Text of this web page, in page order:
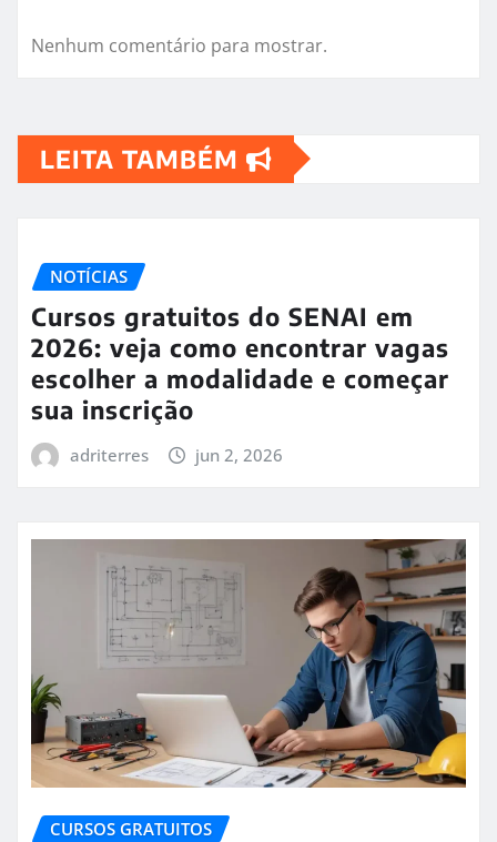
Nenhum comentário para mostrar.
LEITA TAMBÉM
NOTÍCIAS
Cursos gratuitos do SENAI em
2026: veja como encontrar vagas
escolher a modalidade e começar
sua inscrição
adriterres jun 2, 2026
CURSOS GRATUITOS